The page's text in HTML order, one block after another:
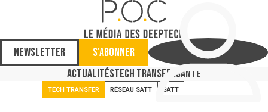
Newsletter
S'abonner
ActualitésTech TransferSanté
TECH TRANSFER RÉSEAU SATT SATT